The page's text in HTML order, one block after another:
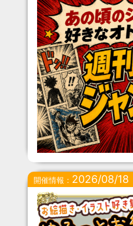
開催情報： 2026/08/18